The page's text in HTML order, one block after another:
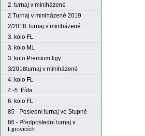
2. turnaj v miniházené
2.Turnaj v miniházené 2019
2/2018. turnaj v miniházené
3. kolo FL
3. kolo ML
3. kolo Premium ligy
3/2018turnaj v miniházené
4. kolo FL
4.-5. třída
6. kolo FL
85 - Poslední turnaj ve Stupně
86 - Předposlední turnaj v
Ejpovicích